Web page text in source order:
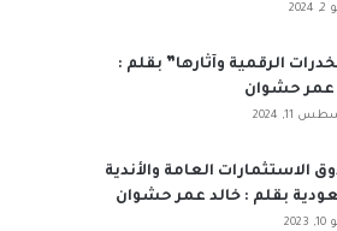
الرقمية وآثارها” بقلم :
عمر حشوان
11, 2024
الاستثمارات العامة والأندية
بقلم : خالد عمر حشوان